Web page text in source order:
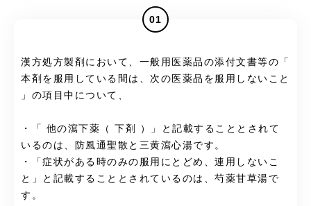
01
漢方処方製剤において、一般用医薬品の添付文書等の「
本剤を服用している間は、次の医薬品を服用しないこと
」の項目中について、
・「 他の瀉下薬（ 下剤 ）」と記載することとされて
いるのは、防風通聖散と三黄瀉心湯です。
・「症状がある時のみの服用にとどめ、連用しないこ
と」と記載することとされているのは、芍薬甘草湯で
す。